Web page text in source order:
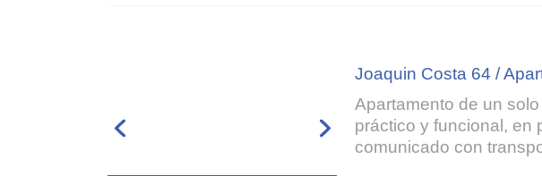
Joaquin Costa 64 /
Apartamento de un
práctico y funcional, en
comunicado con